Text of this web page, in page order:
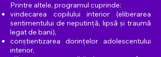
Printre altele, programul cuprinde:
vindecarea copilului interior (eliberarea
sentimentului de neputință, lipsă și traumă
legat de bani),
conștientizarea dorințelor adolescentului
interior,